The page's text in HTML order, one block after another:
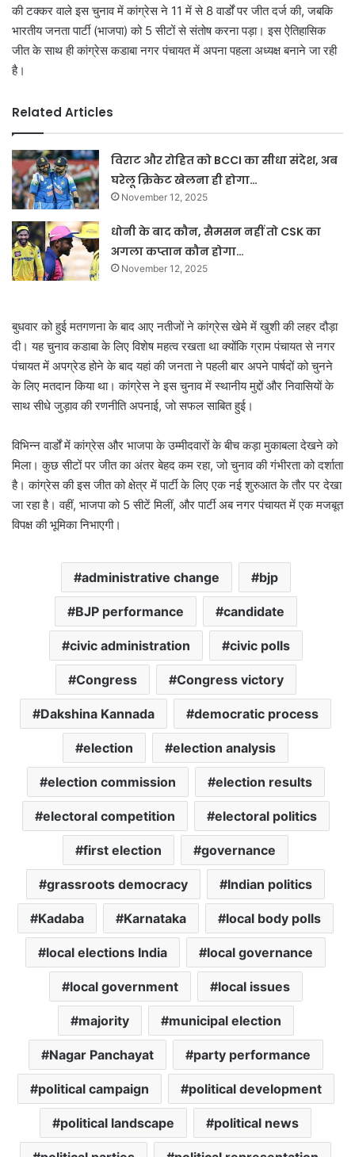
की टक्कर वाले इस चुनाव में कांग्रेस ने 11 में से 8 वार्डों पर जीत दर्ज की, जबकि
भारतीय जनता पार्टी (भाजपा) को 5 सीटों से संतोष करना पड़ा। इस ऐतिहासिक
जीत के साथ ही कांग्रेस कडाबा नगर पंचायत में अपना पहला अध्यक्ष बनाने जा रही
है।
Related Articles
विराट और रोहित को BCCI का सीधा संदेश, अब
घरेलू क्रिकेट खेलना ही होगा…
November 12, 2025
धोनी के बाद कौन, सैमसन नहीं तो CSK का
अगला कप्तान कौन होगा…
November 12, 2025
बुधवार को हुई मतगणना के बाद आए नतीजों ने कांग्रेस खेमे में खुशी की लहर दौड़ा
दी। यह चुनाव कडाबा के लिए विशेष महत्व रखता था क्योंकि ग्राम पंचायत से नगर
पंचायत में अपग्रेड होने के बाद यहां की जनता ने पहली बार अपने पार्षदों को चुनने
के लिए मतदान किया था। कांग्रेस ने इस चुनाव में स्थानीय मुद्दों और निवासियों के
साथ सीधे जुड़ाव की रणनीति अपनाई, जो सफल साबित हुई।
विभिन्न वार्डों में कांग्रेस और भाजपा के उम्मीदवारों के बीच कड़ा मुकाबला देखने को
मिला। कुछ सीटों पर जीत का अंतर बेहद कम रहा, जो चुनाव की गंभीरता को दर्शाता
है। कांग्रेस की इस जीत को क्षेत्र में पार्टी के लिए एक नई शुरुआत के तौर पर देखा
जा रहा है। वहीं, भाजपा को 5 सीटें मिलीं, और पार्टी अब नगर पंचायत में एक मजबूत
विपक्ष की भूमिका निभाएगी।
administrative change bjp
BJP performance candidate
civic administration civic polls
Congress Congress victory
Dakshina Kannada democratic process
election election analysis
election commission election results
electoral competition electoral politics
first election governance
grassroots democracy Indian politics
Kadaba Karnataka local body polls
local elections India local governance
local government local issues
majority municipal election
Nagar Panchayat party performance
political campaign political development
political landscape political news